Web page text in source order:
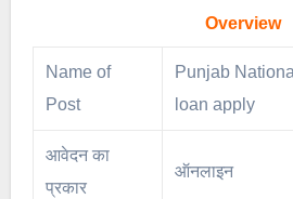
Overview
Name of
Post
Punjab
loan apply
आवेदन का
प्रकार
ऑनलाइन